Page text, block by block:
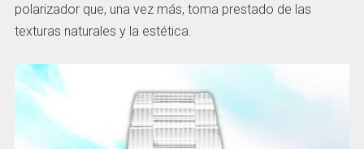
polarizador que, una vez más, toma prestado de las
texturas naturales y la estética.